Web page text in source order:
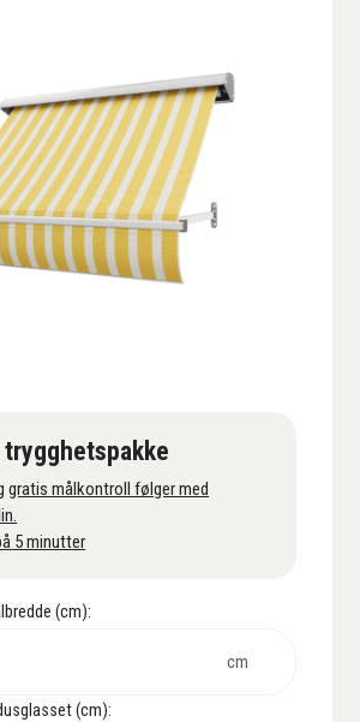
trygghetspakke
gratis målkontroll følger med
5 minutter
(cm):
cm
(cm):